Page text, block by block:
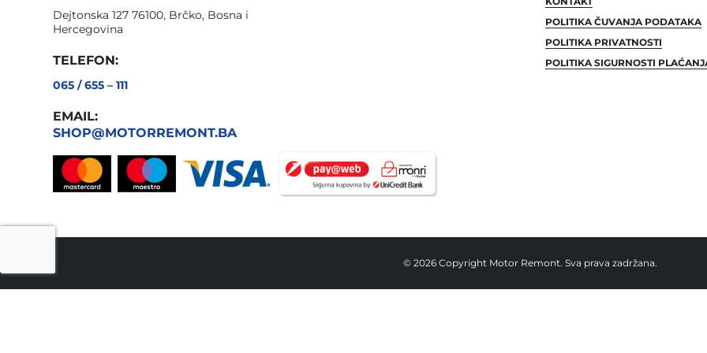
Dejtonska 127 76100, Brčko, Bosna i
Hercegovina
TELEFON:
065 / 655 – 111
EMAIL:
SHOP@MOTORREMONT.BA
POLITIKA ČUVANJA PODATAKA
POLITIKA PRIVATNOSTI
POLITIKA SIGURNOSTI
© 2026 Copyright Motor Remont. Sva prava zadržana.